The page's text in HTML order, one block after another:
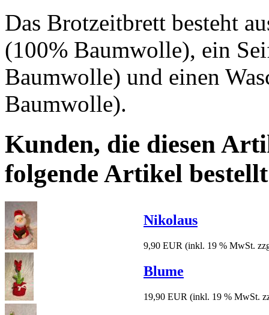
Das Brotzeitbrett besteht
(100% Baumwolle), ein
Baumwolle) und einen
Baumwolle).
Kunden, die diesen
folgende Artikel
Nikolaus
9,90 EUR (inkl. 19 % MwSt.
Blume
19,90 EUR (inkl. 19 % MwSt.